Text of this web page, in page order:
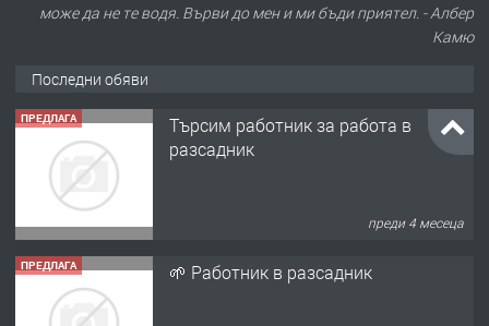
може да не те водя. Върви до мен и ми бъди приятел. - Албер
Камю
Последни обяви
ПРЕДЛАГА
Търсим работник за работа в
разсадник
преди 4 месеца
ПРЕДЛАГА 🌱 Работник в разсадник